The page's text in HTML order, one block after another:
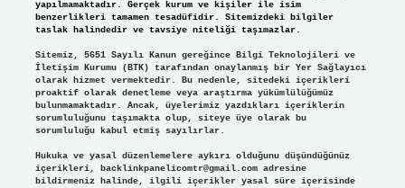
yapılmamaktadır. Gerçek kurum ve kişiler ile isim
benzerlikleri tamamen tesadüfidir. Sitemizdeki bilgiler
taslak halindedir ve tavsiye niteliği taşımazlar.
Sitemiz, 5651 Sayılı Kanun gereğince Bilgi Teknolojileri ve
İletişim Kurumu (BTK) tarafından onaylanmış bir Yer Sağlayıcı
olarak hizmet vermektedir. Bu nedenle, sitedeki içerikleri
proaktif olarak denetleme veya araştırma yükümlülüğümüz
bulunmamaktadır. Ancak, üyelerimiz yazdıkları içeriklerin
sorumluluğunu taşımakta olup, siteye üye olarak bu
sorumluluğu kabul etmiş sayılırlar.
Hukuka ve yasal düzenlemelere aykırı olduğunu düşündüğünüz
içerikleri, backlinkpanelicomtr@gmail.comadresine
bildirmeniz halinde, ilgili içerikler yasal süre içerisinde